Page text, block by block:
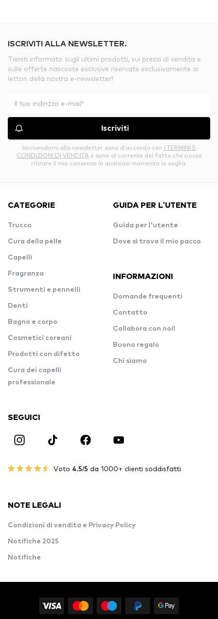
ISCRIVITI ALLA NEWSLETTER.
Tieniti informato sugli ultimi prodotti, sui prezzi di vendita e
sulle offerte nascoste esclusive riservate esclusivamente ai
lettori della nostra e-newsletter!
Iscriviti
Iscrivendomi alla newsletter sono d’accordo con I TERMINI E
CONDIZIONI DI VENDITA e sono al corrente del fatto che posso
ritirare il mio consenso in qualsiasi momento io voglia.
CATEGORIE
Trucco
Cura della pelle
Capelli
Fragranza
Strumenti e pennelli
Denti
Bagno e corpo
Cosmetici coreani
Prodotti con difetto
Cura dei capelli
professionale
GUIDA PER L'UTENTE
Guida per l'utente
Dove si trova il mio pacco
INFORMAZIONI
Domande frequenti
Contatto
Collabora con noi!
Buono regalo
Chi siamo
SEGUICI
Voto 4.5/5 da 1000+ clienti soddisfatti
NOTE LEGALI
Condizioni di vendita e Privacy Policy
Notifiche 2025
Notifiche